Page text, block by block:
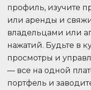
профиль, изучите
или аренды и
владельцами или
нажатий. Будьте в
просмотры и
— все на одной
портфель и